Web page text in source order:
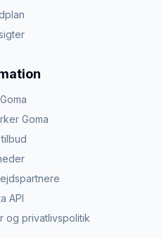
Goma
API
og privatlivspolitik